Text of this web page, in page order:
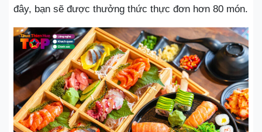
đây, bạn sẽ được thưởng thức thực đơn hơn 80 món.